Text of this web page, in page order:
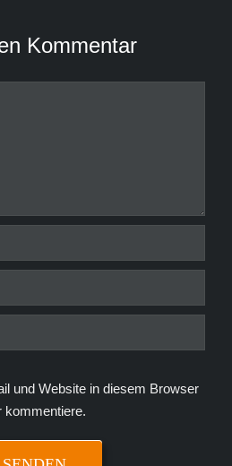
Kommentar
und Website in diesem Browser
kommentiere.